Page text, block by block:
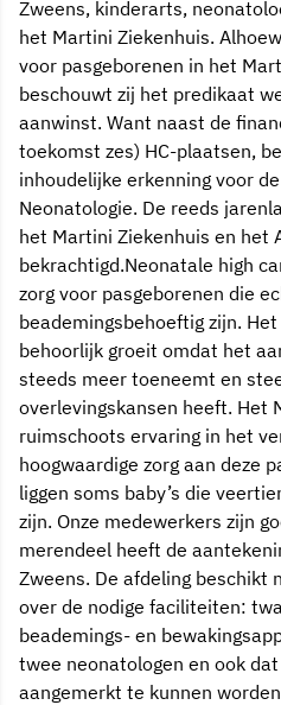
Zweens, kinderarts,
het Martini Ziekenhuis.
voor pasgeborenen in het
beschouwt zij het predikaat
aanwinst. Want naast de
toekomst zes) HC-plaatsen,
inhoudelijke erkenning voor
Neonatologie. De reeds
het Martini Ziekenhuis en het
bekrachtigd.Neonatale high
zorg voor pasgeborenen die
beademingsbehoeftig zijn.
behoorlijk groeit omdat het
steeds meer toeneemt en
overlevingskansen heeft. Het
ruimschoots ervaring in het
hoogwaardige zorg aan deze
liggen soms baby’s die
zijn. Onze medewerkers zijn
merendeel heeft de
Zweens. De afdeling beschikt
over de nodige faciliteiten:
beademings- en
twee neonatologen en ook
aangemerkt te kunnen